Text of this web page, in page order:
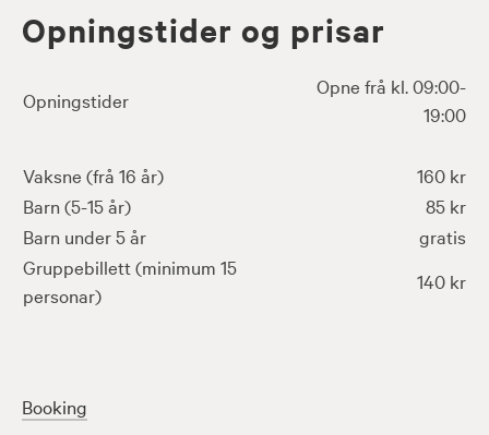
Opningstider og prisar
Opningstider
Opne frå kl. 09:00-
19:00
Vaksne (frå 16 år)
160 kr
Barn (5-15 år)
85 kr
Barn under 5 år
gratis
Gruppebillett (minimum 15
personar)
140 kr
Booking